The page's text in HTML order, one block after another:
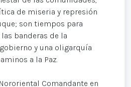
de miseria y represión
son tiempos para
banderas de la
y una oligarquía
a la Paz.
Comandante en